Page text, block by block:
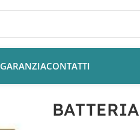
GARANZIACONTATTI